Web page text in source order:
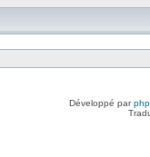
Développé par